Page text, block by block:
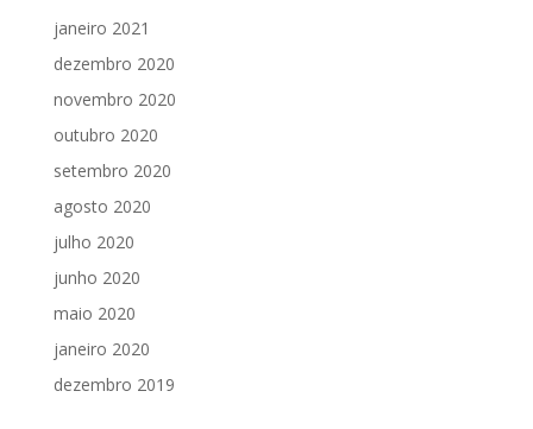
janeiro 2021
dezembro 2020
novembro 2020
outubro 2020
setembro 2020
agosto 2020
julho 2020
junho 2020
maio 2020
janeiro 2020
dezembro 2019